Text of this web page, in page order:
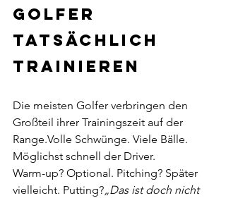
Golfer
tatsächlich
trainieren
Die meisten Golfer verbringen den
Großteil ihrer Trainingszeit auf der
Range.Volle Schwünge. Viele Bälle.
Möglichst schnell der Driver.
Warm-up? Optional. Pitching? Später
vielleicht. Putting?„Das ist doch nicht